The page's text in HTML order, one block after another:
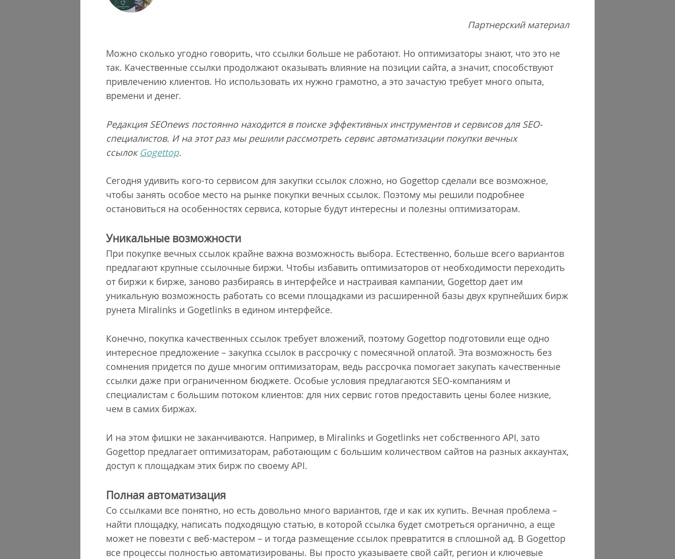
Партнерский материал
Можно сколько угодно говорить, что ссылки больше не работают. Но оптимизаторы знают, что это не
так. Качественные ссылки продолжают оказывать влияние на позиции сайта, а значит, способствуют
привлечению клиентов. Но использовать их нужно грамотно, а это зачастую требует много опыта,
времени и денег.
Редакция SEOnews постоянно находится в поиске эффективных инструментов и сервисов для SEO-
специалистов. И на этот раз мы решили рассмотреть сервис автоматизации покупки вечных
ссылок Gogettop.
Сегодня удивить кого-то сервисом для закупки ссылок сложно, но Gogettop сделали все возможное,
чтобы занять особое место на рынке покупки вечных ссылок. Поэтому мы решили подробнее
остановиться на особенностях сервиса, которые будут интересны и полезны оптимизаторам.
Уникальные возможности
При покупке вечных ссылок крайне важна возможность выбора. Естественно, больше всего вариантов
предлагают крупные ссылочные биржи. Чтобы избавить оптимизаторов от необходимости переходить
от биржи к бирже, заново разбираясь в интерфейсе и настраивая кампании, Gogettop дает им
уникальную возможность работать со всеми площадками из расширенной базы двух крупнейших бирж
рунета Miralinks и Gogetlinks в едином интерфейсе.
Конечно, покупка качественных ссылок требует вложений, поэтому Gogettop подготовили еще одно
интересное предложение – закупка ссылок в рассрочку с помесячной оплатой. Эта возможность без
сомнения придется по душе многим оптимизаторам, ведь рассрочка помогает закупать качественные
ссылки даже при ограниченном бюджете. Особые условия предлагаются SEO-компаниям и
специалистам с большим потоком клиентов: для них сервис готов предоставить цены более низкие,
чем в самих биржах.
И на этом фишки не заканчиваются. Например, в Miralinks и Gogetlinks нет собственного API, зато
Gogettop предлагает оптимизаторам, работающим с большим количеством сайтов на разных аккаунтах,
доступ к площадкам этих бирж по своему API.
Полная автоматизация
Со ссылками все понятно, но есть довольно много вариантов, где и как их купить. Вечная проблема –
найти площадку, написать подходящую статью, в которой ссылка будет смотреться органично, а еще
может не повезти с веб-мастером – и тогда размещение ссылок превратится в сплошной ад. В Gogettop
все процессы полностью автоматизированы. Вы просто указываете свой сайт, регион и ключевые